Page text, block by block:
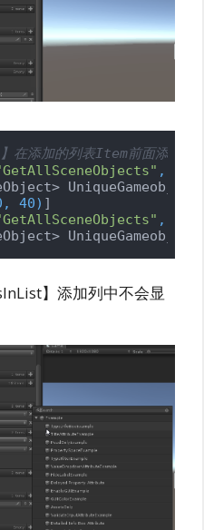
添加的列表Item前面添加勾
,
40) ]
,
】添加列中不会显